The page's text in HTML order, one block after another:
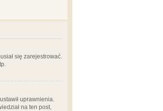
się zarejestrować.
uprawnienia.
na ten post,